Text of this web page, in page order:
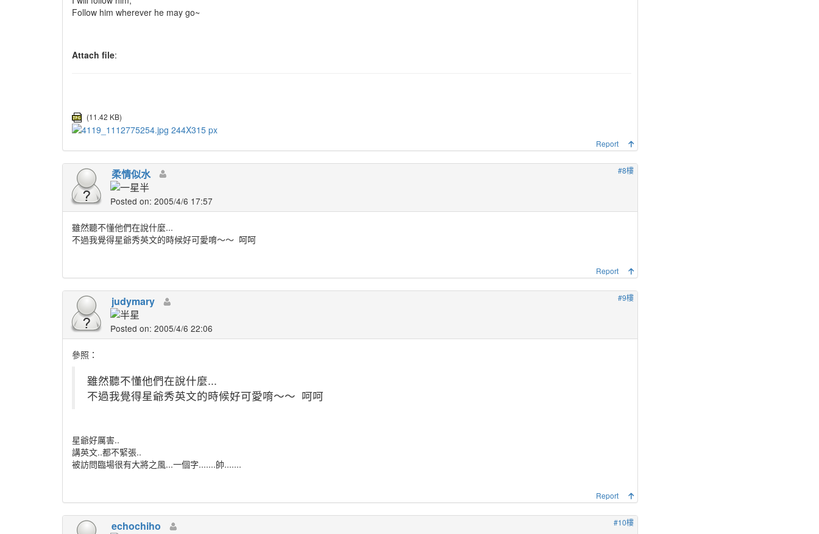
Follow him wherever he may go~
Attach file:
(11.42 KB)
Report
#8樓
柔情似水
Posted on: 2005/4/6 17:57
雖然聽不懂他們在說什麼...
不過我覺得星爺秀英文的時候好可愛唷～～ 呵呵
Report
#9樓
judymary
Posted on: 2005/4/6 22:06
參照：
雖然聽不懂他們在說什麼...
不過我覺得星爺秀英文的時候好可愛唷～～ 呵呵
星爺好厲害..
講英文..都不緊張..
被訪問臨場很有大將之風...一個字.......帥.......
Report
#10樓
echochiho